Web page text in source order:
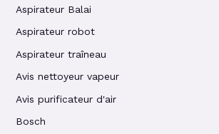
Aspirateur Balai
Aspirateur robot
Aspirateur traîneau
Avis nettoyeur vapeur
Avis purificateur d'air
Bosch